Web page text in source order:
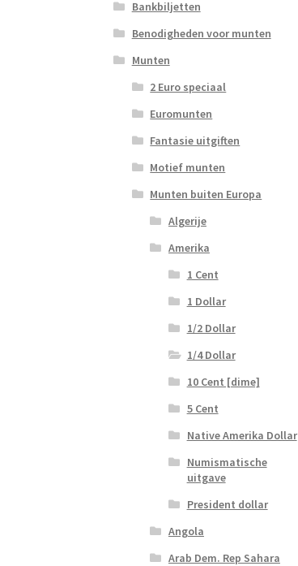
Bankbiljetten
Benodigheden voor munten
Munten
2 Euro speciaal
Euromunten
Fantasie uitgiften
Motief munten
Munten buiten Europa
Algerije
Amerika
1 Cent
1 Dollar
1/2 Dollar
1/4 Dollar
10 Cent [dime]
5 Cent
Native Amerika Dollar
Numismatische
uitgave
President dollar
Angola
Arab Dem. Rep Sahara